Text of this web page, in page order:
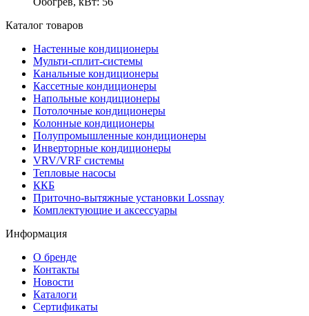
Каталог товаров
Настенные кондиционеры
Мульти-сплит-системы
Канальные кондиционеры
Кассетные кондиционеры
Напольные кондиционеры
Потолочные кондиционеры
Колонные кондиционеры
Полупромышленные кондиционеры
Инверторные кондиционеры
VRV/VRF системы
Тепловые насосы
ККБ
Приточно-вытяжные установки Lossnay
Комплектующие и аксессуары
Информация
О бренде
Контакты
Новости
Каталоги
Сертификаты